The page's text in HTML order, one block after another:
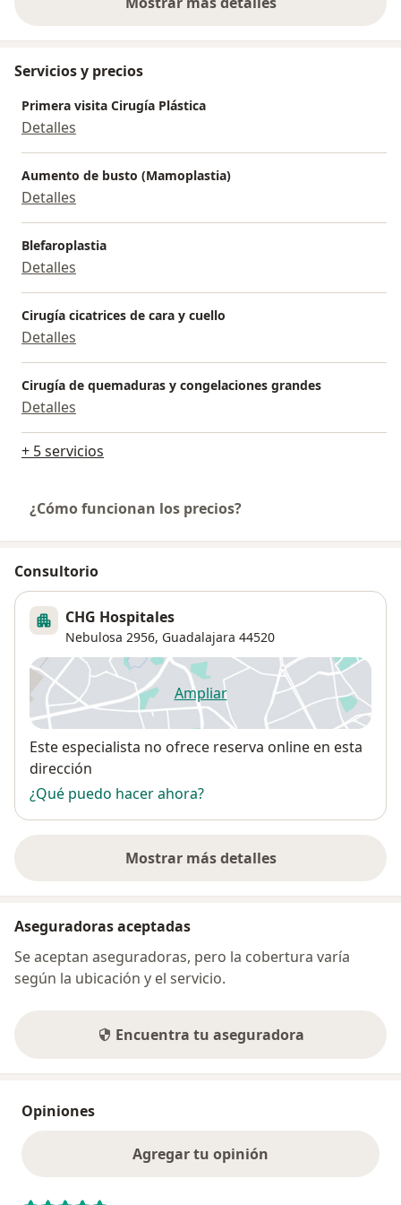
sobre la experiencia
Servicios y precios
Primera visita Cirugía Plástica
Detalles
Aumento de busto (Mamoplastia)
Detalles
Blefaroplastia
Detalles
Cirugía cicatrices de cara y cuello
Detalles
Cirugía de quemaduras y congelaciones grandes
Detalles
+ 5 servicios
¿Cómo funcionan los precios?
Consultorio
CHG Hospitales
Nebulosa 2956, Guadalajara 44520
Ampliarse abre en una nueva
Disponibilidad
Este especialista no ofrece reserva online en esta
dirección
¿Qué puedo hacer ahora?
Mostrar más detalles
sobre la dirección
Aseguradoras aceptadas
Se aceptan aseguradoras, pero la cobertura varía
según la ubicación y el servicio.
Encuentra tu aseguradora
Opiniones
Agregar tu opinión